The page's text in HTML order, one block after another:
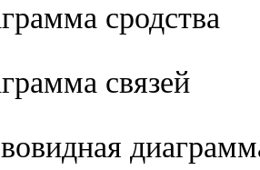
сродства
связей